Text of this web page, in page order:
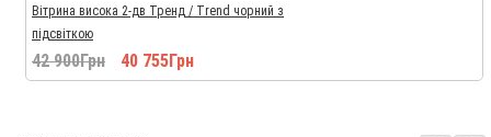
Вітрина висока 2-дв Тренд / Trend чорний з
підсвіткою
42 900Грн 40 755Грн